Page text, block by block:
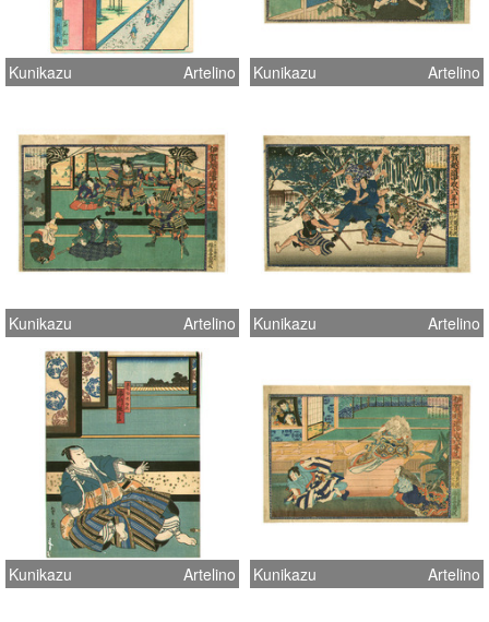
Kunikazu Artelino Kunikazu Artelino
Kunikazu Artelino Kunikazu Artelino
Kunikazu Artelino Kunikazu Artelino